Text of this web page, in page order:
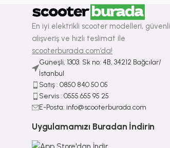
En iyi elektrikli scooter modelleri, güvenli
alışveriş ve hızlı teslimat ile
scooterburada.com’da!
Güneşli, 1303. Sk no: 4B, 34212 Bağcılar/
İstanbul
Satış : ⁠0850 840 50 05
Servis : 0555 655 95 25
E-Posta: info@scooterburada.com
Uygulamamızı Buradan İndirin